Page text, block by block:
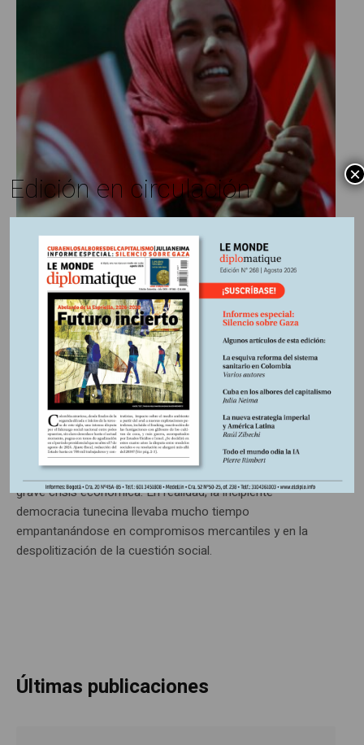
20 enero, 2023 Escrito por: Thierry Brésillon
Coordenadas
La transición tunecina, en
ruinas
“Retorno de la dictadura”, “contrarrevolución”, “fin de la
‘primavera árabe’”… Los veredictos que condenan con
razón la gestión autoritaria del presidente Kais Saied son
abundantes en un momento en el que el país sufre una
grave crisis económica. En realidad, la incipiente
democracia tunecina llevaba mucho tiempo
empantanándose en compromisos mercantiles y en la
despolitización de la cuestión social.
Últimas publicaciones
Edición en circulación ×